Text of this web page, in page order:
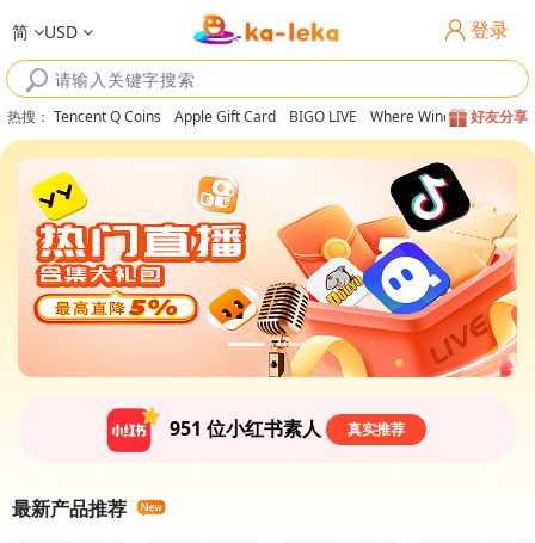
简 USD 登录
热搜 ： Tencent Q Coins Apple Gift Card BIGO LIVE Where Winds Meet好友分享
951 位小红书素人 真实推荐
最新产品推荐